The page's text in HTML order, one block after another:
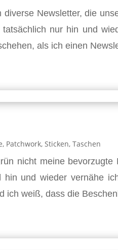
Newsletter, die
nur hin und
als ich einen
, Patchwork,Sticken,Taschen
nicht meine
hin und wieder vernähe
ich weiß, dass die